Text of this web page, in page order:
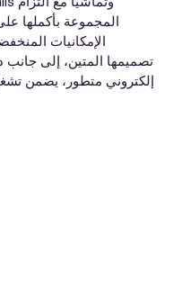
تصميمها المتين، إلى جانب
إلكتروني متطور، يضمن